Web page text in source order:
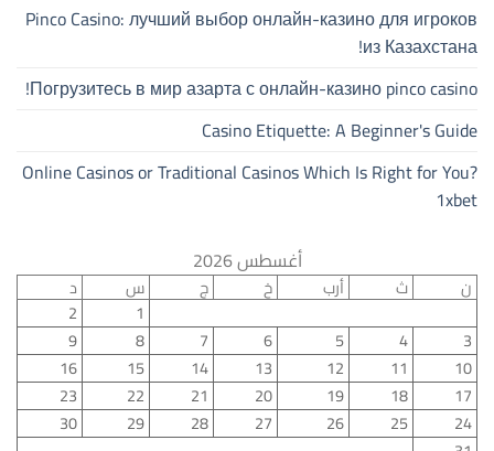
Pinco Casino: лучший выбор онлайн-казино для игроков
из Казахстана!
Погрузитесь в мир азарта с онлайн-казино pinco casino!
Casino Etiquette: A Beginner's Guide
Online Casinos or Traditional Casinos Which Is Right for You?
1xbet
أغسطس 2026
ن ث أرب خ ج س
د
1
2
3
4
5
6
7
8
9
10
11
12
13
14
15
16
17
18
19
20
21
22
23
24
25
26
27
28
29
30